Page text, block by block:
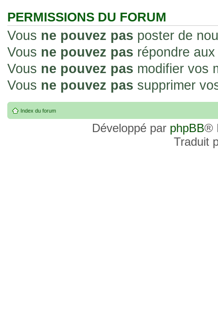
PERMISSIONS DU FORUM
Vous ne pouvez pas poster de
Vous ne pouvez pas répondre
Vous ne pouvez pas modifier vos
Vous ne pouvez pas supprimer
Index du forum
Développé par phpBB®
Traduit